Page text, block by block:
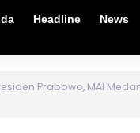
Headline News
Prabowo, MAI